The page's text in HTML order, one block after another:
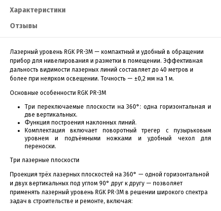
Характеристики
Отзывы
Лазерный уровень RGK PR-3M — компактный и удобный в обращении
прибор для нивелирования и разметки в помещении. Эффективная
дальность видимости лазерных линий составляет до 40 метров и
более при неярком освещении. Точность — ±0,2 мм на 1 м.
Основные особенности RGK PR-3M
Три переключаемые плоскости на 360°: одна горизонтальная и
две вертикальных.
Функция построения наклонных линий.
Комплектация включает поворотный трегер с пузырьковым
уровнем и подъёмными ножками и удобный чехол для
переноски.
Три лазерные плоскости
Проекция трёх лазерных плоскостей на 360° — одной горизонтальной
и двух вертикальных под углом 90° друг к другу — позволяет
применять лазерный уровень RGK PR-3M в решении широкого спектра
задач в строительстве и ремонте, включая: